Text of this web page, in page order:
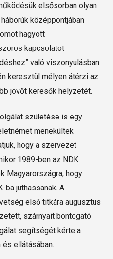
elsősorban olyan
középpontjában
hagyott
kapcsolatot
való viszonyulásban.
keresztül mélyen átérzi az
jövőt keresők helyzetét.
születése is egy
menekültek
hogy a szervezet
1989-ben az NDK
Magyarországra, hogy
ba juthassanak. A
első titkára augusztus
szárnyait bontogató
segítségét kérte a
ellátásában.